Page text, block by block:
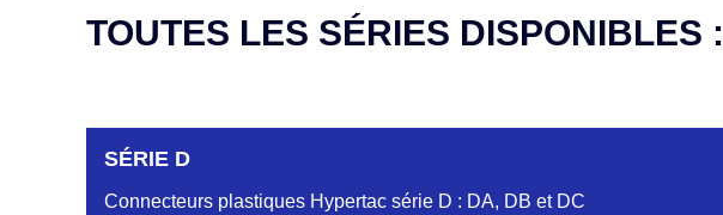
TOUTES LES SÉRIES DISPONIBLES :
SÉRIE D
Connecteurs plastiques Hypertac série D : DA, DB et DC